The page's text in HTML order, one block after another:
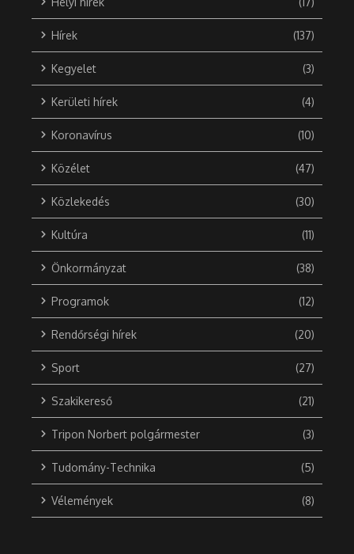
Hírek (137)
Kegyelet (3)
Kerületi hírek (4)
Koronavírus (10)
Közélet (47)
Közlekedés (30)
Kultúra (11)
Önkormányzat (38)
Programok (12)
Rendőrségi hírek (20)
Sport (27)
Szakikereső (21)
Tripon Norbert polgármester (3)
Tudomány-Technika (5)
Vélemények (8)